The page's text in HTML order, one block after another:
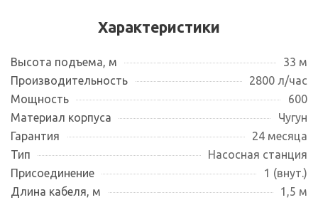
Характеристики
Высота подъема, м
33 м
Производительность
2800 л/час
Мощность
600
Материал корпуса
Чугун
Гарантия
24 месяца
Тип
Насосная станция
Присоединение
1 (внут.)
Длина кабеля, м
1,5 м